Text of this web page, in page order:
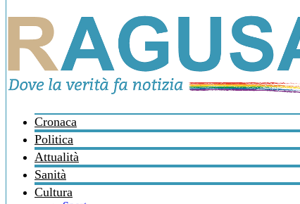
Cronaca
Politica
Attualità
Sanità
Cultura